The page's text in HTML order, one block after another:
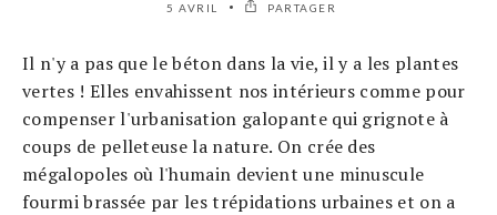
5 AVRIL PARTAGER
Il n'y a pas que le béton dans la vie, il y a les plantes
vertes ! Elles envahissent nos intérieurs comme pour
compenser l'urbanisation galopante qui grignote à
coups de pelleteuse la nature. On crée des
mégalopoles où l'humain devient une minuscule
fourmi brassée par les trépidations urbaines et on a